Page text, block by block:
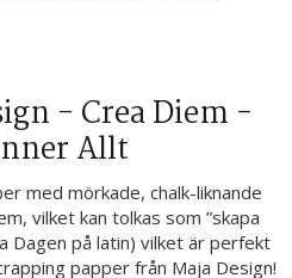
- Crea Diem -
Allt
med mörkade, chalk-liknande
vilket kan tolkas som ”skapa
Dagen på latin) vilket är perfekt
papper från Maja Design!